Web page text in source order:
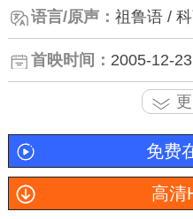
语言/原声： 祖鲁语 /
首映时间： 2005-12-23
免费
高清